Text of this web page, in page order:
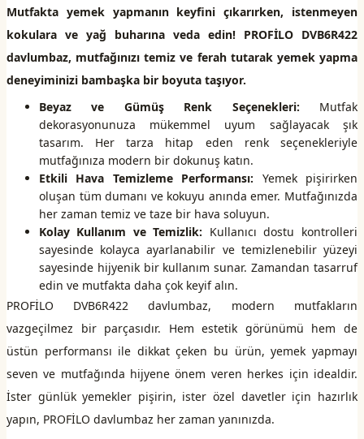
Mutfakta yemek yapmanın keyfini çıkarırken, istenmeyen
kokulara ve yağ buharına veda edin! PROFİLO DVB6R422
davlumbaz, mutfağınızı temiz ve ferah tutarak yemek yapma
deneyiminizi bambaşka bir boyuta taşıyor.
Beyaz ve Gümüş Renk Seçenekleri: Mutfak
dekorasyonunuza mükemmel uyum sağlayacak şık
tasarım. Her tarza hitap eden renk seçenekleriyle
mutfağınıza modern bir dokunuş katın.
Etkili Hava Temizleme Performansı: Yemek pişirirken
oluşan tüm dumanı ve kokuyu anında emer. Mutfağınızda
her zaman temiz ve taze bir hava soluyun.
Kolay Kullanım ve Temizlik: Kullanıcı dostu kontrolleri
sayesinde kolayca ayarlanabilir ve temizlenebilir yüzeyi
sayesinde hijyenik bir kullanım sunar. Zamandan tasarruf
edin ve mutfakta daha çok keyif alın.
PROFİLO DVB6R422 davlumbaz, modern mutfakların
vazgeçilmez bir parçasıdır. Hem estetik görünümü hem de
üstün performansı ile dikkat çeken bu ürün, yemek yapmayı
seven ve mutfağında hijyene önem veren herkes için idealdir.
İster günlük yemekler pişirin, ister özel davetler için hazırlık
yapın, PROFİLO davlumbaz her zaman yanınızda.